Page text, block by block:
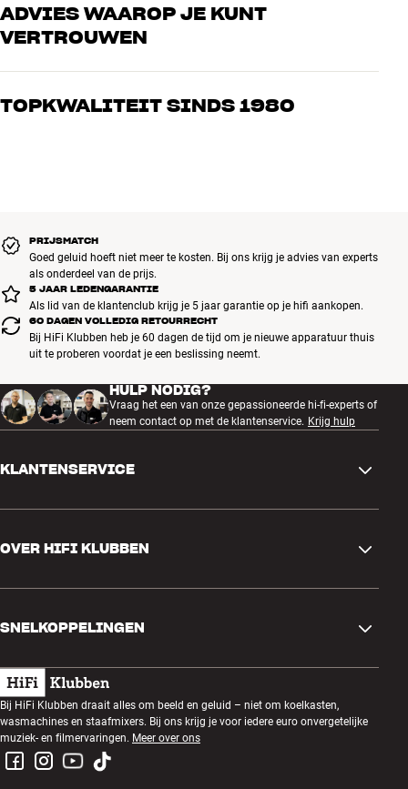
ADVIES WAAROP JE KUNT
VERTROUWEN
Onze medewerkers zijn echte liefhebbers die de producten door en
muziek als home cinema. Vertel ons wat je zoekt, dan vinden we
TOPKWALITEIT SINDS 1980
PRIJSMATCH
Goed geluid hoeft niet meer te kosten. Bij ons krijg je advies van experts
als onderdeel van de prijs.
5 JAAR LEDENGARANTIE
Als lid van de klantenclub krijg je 5 jaar garantie op je hifi aankopen.
60 DAGEN VOLLEDIG RETOURRECHT
Bij HiFi Klubben heb je 60 dagen de tijd om je nieuwe apparatuur thuis
uit te proberen voordat je een beslissing neemt.
HULP NODIG?
Vraag het een van onze gepassioneerde hi-fi-experts of
neem contact op met de klantenservice. Krijg hulp
KLANTENSERVICE
Ruilen en retourneren
Bestelling herroepen
Algemene voorwaarden
Privacybeleid
OVER HIFI KLUBBEN
Klantenclub
Luisteravond
Prijsvragen
Werken bij HiFi Klubben
SNELKOPPELINGEN
Cadeaubonnen
Bouwen met geluid
Montage en installatie
Bij HiFi Klubben draait alles om beeld en geluid – niet om koelkasten,
wasmachines en staafmixers. Bij ons krijg je voor iedere euro onvergetelijke
muziek- en filmervaringen. Meer over ons